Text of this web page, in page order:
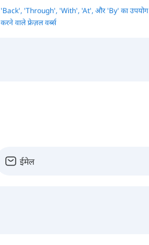
'Back', 'Through', 'With', 'At', और 'By' का उपयोग
करने वाले फ्रेज़ल वर्ब्स